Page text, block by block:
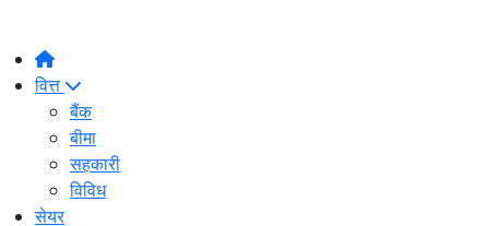
वित्त
बैंक
बीमा
सहकारी
विविध
सेयर